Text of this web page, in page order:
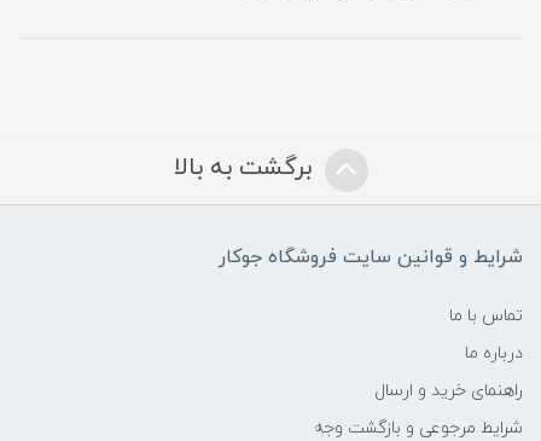
برگشت به بالا
شرایط و قوانین سایت فروشگاه جوکار
تماس با ما
درباره ما
راهنمای خرید و ارسال
شرایط مرجوعی و بازگشت وجه